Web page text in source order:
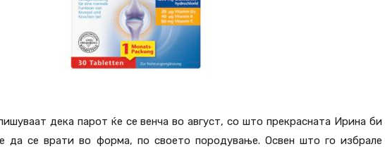
дека парот ќе се венча во август, со што прекрасната Ирина би
да се врати во форма, по своето породување. Освен што го избрале